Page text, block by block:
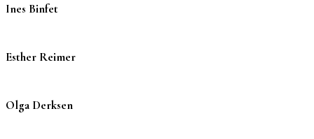
Ines Binfet
Esther Reimer
Olga Derksen